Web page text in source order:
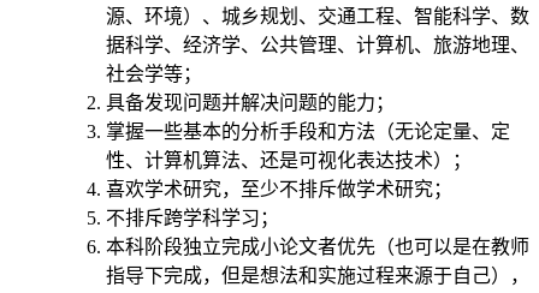
源、环境）、城乡规划、交通工程、智能科学、数
据科学、经济学、公共管理、计算机、旅游地理、
社会学等；
具备发现问题并解决问题的能力；
掌握一些基本的分析手段和方法（无论定量、定
性、计算机算法、还是可视化表达技术）；
喜欢学术研究，至少不排斥做学术研究；
不排斥跨学科学习；
本科阶段独立完成小论文者优先（也可以是在教师
指导下完成，但是想法和实施过程来源于自己），